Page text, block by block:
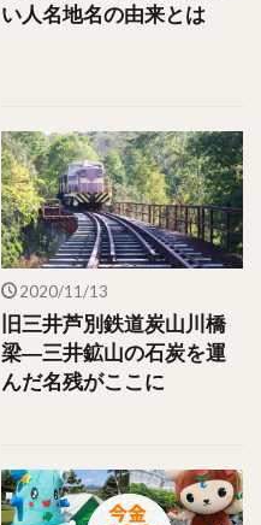
い人名地名の由来とは
2020/11/13
旧三井芦別鉄道炭山川橋
梁―三井鉱山の石炭を運
んだ名残がここに